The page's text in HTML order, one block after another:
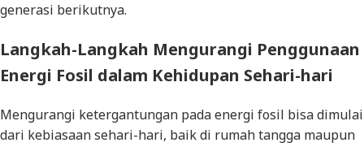
generasi berikutnya.
Langkah-Langkah Mengurangi Penggunaan
Energi Fosil dalam Kehidupan Sehari-hari
Mengurangi ketergantungan pada energi fosil bisa dimulai
dari kebiasaan sehari-hari, baik di rumah tangga maupun